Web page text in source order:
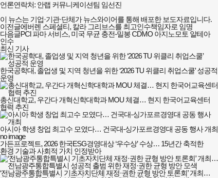
언론연락처: 안랩 커뮤니케이션팀 임선진
이 뉴스는 기업·기관·단체가 뉴스와이어를 통해 배포한 보도자료입니다.
이전글에버렌 스페셜티, 칼라 그리브스를 최고인수책임자로 임명
다음글PCI 파마 서비스, 미국 무균 충전-밀봉 CDMO 아지노모토 알테아
인수
최신 기사
한국공학대, 졸업생 및 지역 청년을 위한 ‘2026 TU 위클리 취업스쿨’ 성공적
운영
총신대학교, 우간다 개혁신학대학과 MOU 체결… 현지 한국어교육센터
협력 추진
아시아 학생 창업 최고수 모였다… 건국대-싱가포르경영대 공동 행사 개최
no image
가든프로젝트, 2026 한국ESG경영대상 ‘우수상’ 수상… 15년간 축적한
환경 기술과 사회적 가치 인정받아
‘전남광주통합특별시 기초자치단체 재정·권한 균형 방안 토론회’ 개최…